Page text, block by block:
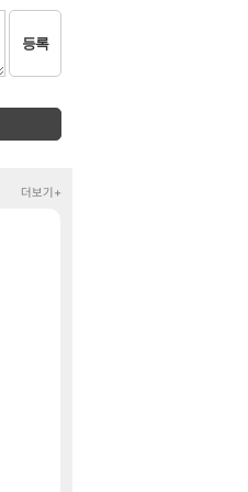
등록
더보기+